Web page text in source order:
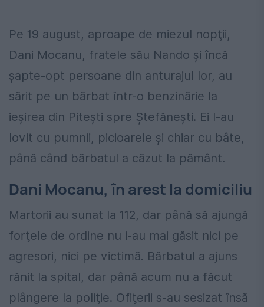
Pe 19 august, aproape de miezul nopţii,
Dani Mocanu, fratele său Nando şi încă
șapte-opt persoane din anturajul lor, au
sărit pe un bărbat într-o benzinărie la
ieşirea din Piteşti spre Ştefăneşti. Ei l-au
lovit cu pumnii, picioarele şi chiar cu bâte,
până când bărbatul a căzut la pământ.
Dani Mocanu, în arest la domiciliu
Martorii au sunat la 112, dar până să ajungă
forţele de ordine nu i-au mai găsit nici pe
agresori, nici pe victimă. Bărbatul a ajuns
rănit la spital, dar până acum nu a făcut
plângere la poliţie. Ofiţerii s-au sesizat însă